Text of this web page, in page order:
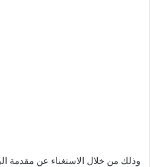
وذلك من خلال الاستغناء عن مقدمة